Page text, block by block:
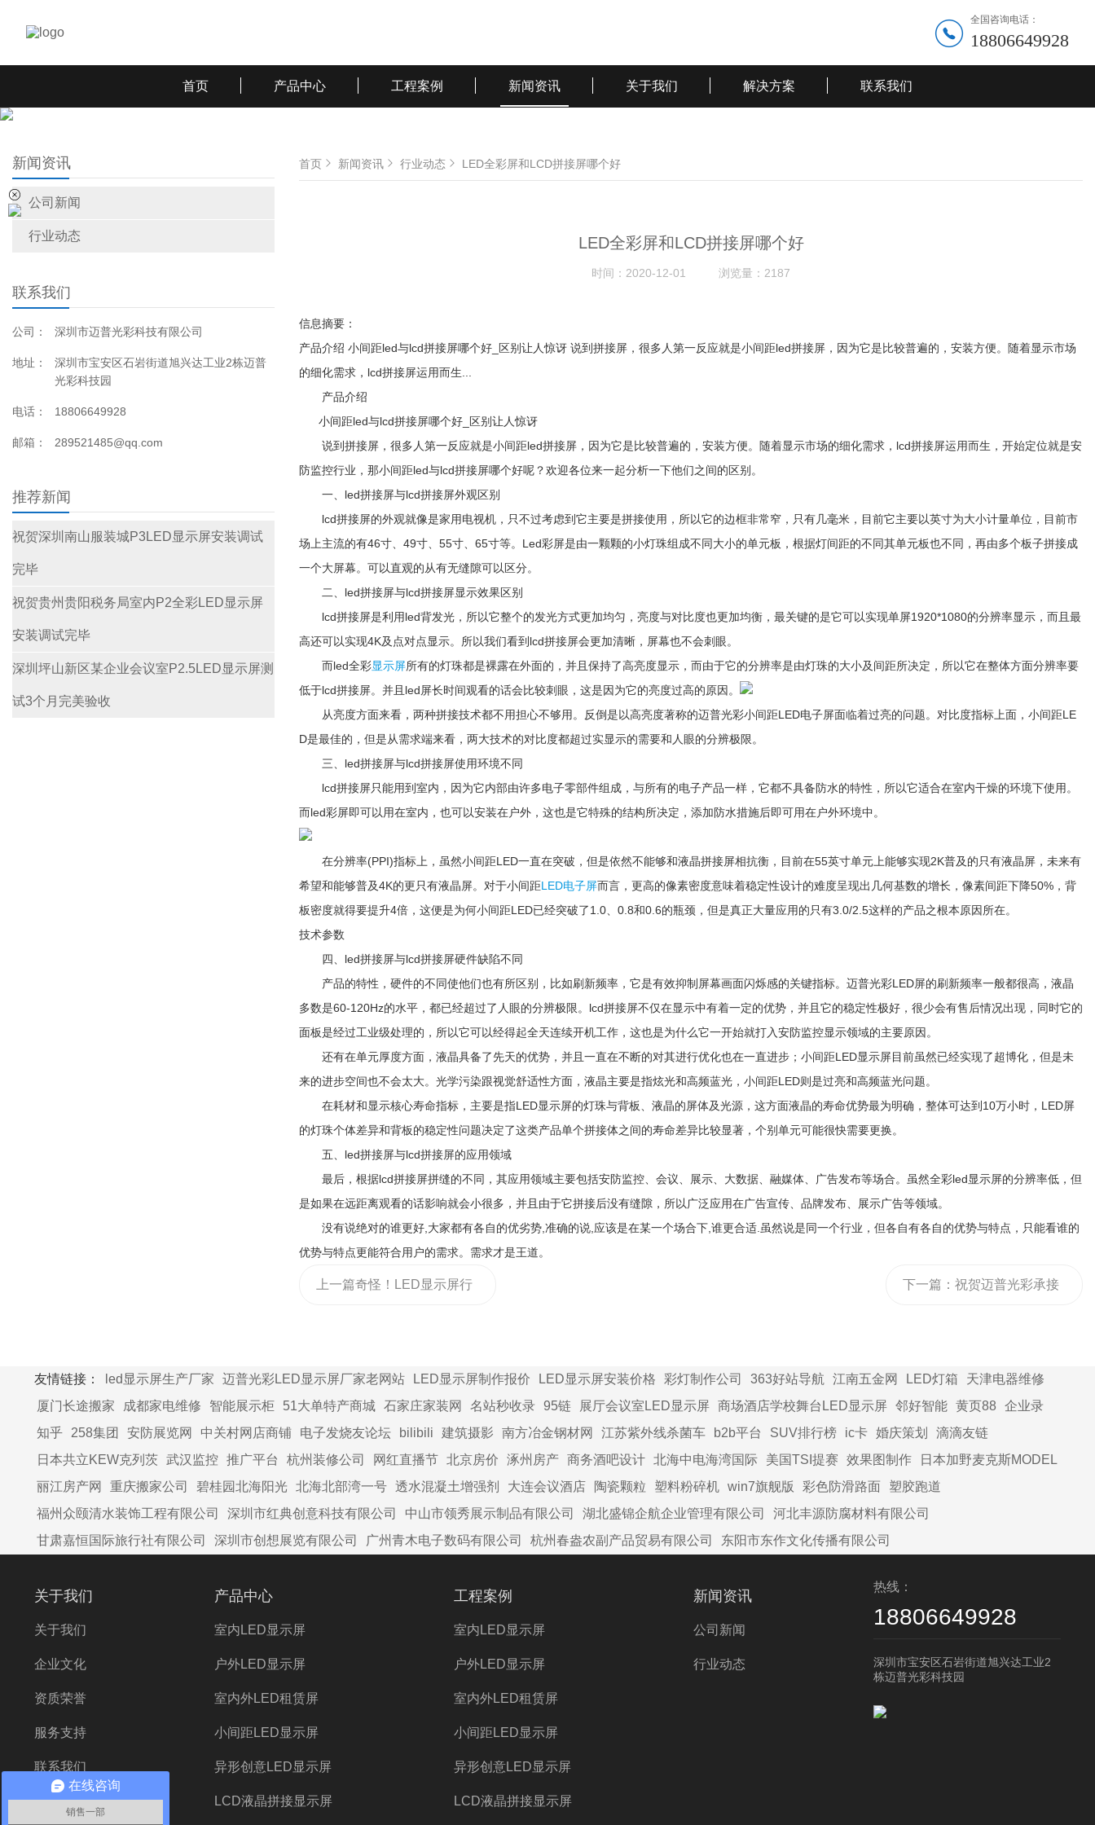
全国咨询电话：
18806649928
首页 产品中心 工程案例 新闻资讯 关于我们 解决方案 联系我们
新闻资讯
公司新闻
行业动态
联系我们
公司： 深圳市迈普光彩科技有限公司
地址：
深圳市宝安区石岩街道旭兴达工业2栋迈普
光彩科技园
电话： 18806649928
邮箱： 289521485@qq.com
推荐新闻
祝贺深圳南山服装城P3LED显示屏安装调试
完毕
祝贺贵州贵阳税务局室内P2全彩LED显示屏
安装调试完毕
深圳坪山新区某企业会议室P2.5LED显示屏测
试3个月完美验收
首页 新闻资讯 行业动态 LED全彩屏和LCD拼接屏哪个好
LED全彩屏和LCD拼接屏哪个好
时间： 2020-12-01 浏览量： 2187
信息摘要：
产品介绍 小间距led与lcd拼接屏哪个好_区别让人惊讶 说到拼接屏，很多人第一反应就是小间距led拼接屏，因为它是比较普遍的，安装方便。随着显示市场
的细化需求，lcd拼接屏运用而生...
产品介绍
小间距led与lcd拼接屏哪个好_区别让人惊讶
说到拼接屏，很多人第一反应就是小间距led拼接屏，因为它是比较普遍的，安装方便。随着显示市场的细化需求，lcd拼接屏运用而生，开始定位就是安
防监控行业，那小间距led与lcd拼接屏哪个好呢？欢迎各位来一起分析一下他们之间的区别。
一、led拼接屏与lcd拼接屏外观区别
lcd拼接屏的外观就像是家用电视机，只不过考虑到它主要是拼接使用，所以它的边框非常窄，只有几毫米，目前它主要以英寸为大小计量单位，目前市
场上主流的有46寸、49寸、55寸、65寸等。Led彩屏是由一颗颗的小灯珠组成不同大小的单元板，根据灯间距的不同其单元板也不同，再由多个板子拼接成
一个大屏幕。可以直观的从有无缝隙可以区分。
二、led拼接屏与lcd拼接屏显示效果区别
lcd拼接屏是利用led背发光，所以它整个的发光方式更加均匀，亮度与对比度也更加均衡，最关键的是它可以实现单屏1920*1080的分辨率显示，而且最
高还可以实现4K及点对点显示。所以我们看到lcd拼接屏会更加清晰，屏幕也不会刺眼。
而led全彩显示屏所有的灯珠都是裸露在外面的，并且保持了高亮度显示，而由于它的分辨率是由灯珠的大小及间距所决定，所以它在整体方面分辨率要
低于lcd拼接屏。并且led屏长时间观看的话会比较刺眼，这是因为它的亮度过高的原因。
从亮度方面来看，两种拼接技术都不用担心不够用。反倒是以高亮度著称的迈普光彩小间距LED电子屏面临着过亮的问题。对比度指标上面，小间距LE
D是最佳的，但是从需求端来看，两大技术的对比度都超过实显示的需要和人眼的分辨极限。
三、led拼接屏与lcd拼接屏使用环境不同
lcd拼接屏只能用到室内，因为它内部由许多电子零部件组成，与所有的电子产品一样，它都不具备防水的特性，所以它适合在室内干燥的环境下使用。
而led彩屏即可以用在室内，也可以安装在户外，这也是它特殊的结构所决定，添加防水措施后即可用在户外环境中。
在分辨率(PPI)指标上，虽然小间距LED一直在突破，但是依然不能够和液晶拼接屏相抗衡，目前在55英寸单元上能够实现2K普及的只有液晶屏，未来有
希望和能够普及4K的更只有液晶屏。对于小间距LED电子屏而言，更高的像素密度意味着稳定性设计的难度呈现出几何基数的增长，像素间距下降50%，背
板密度就得要提升4倍，这便是为何小间距LED已经突破了1.0、0.8和0.6的瓶颈，但是真正大量应用的只有3.0/2.5这样的产品之根本原因所在。
技术参数
四、led拼接屏与lcd拼接屏硬件缺陷不同
产品的特性，硬件的不同使他们也有所区别，比如刷新频率，它是有效抑制屏幕画面闪烁感的关键指标。迈普光彩LED屏的刷新频率一般都很高，液晶
多数是60-120Hz的水平，都已经超过了人眼的分辨极限。lcd拼接屏不仅在显示中有着一定的优势，并且它的稳定性极好，很少会有售后情况出现，同时它的
面板是经过工业级处理的，所以它可以经得起全天连续开机工作，这也是为什么它一开始就打入安防监控显示领域的主要原因。
还有在单元厚度方面，液晶具备了先天的优势，并且一直在不断的对其进行优化也在一直进步；小间距LED显示屏目前虽然已经实现了超博化，但是未
来的进步空间也不会太大。光学污染跟视觉舒适性方面，液晶主要是指炫光和高频蓝光，小间距LED则是过亮和高频蓝光问题。
在耗材和显示核心寿命指标，主要是指LED显示屏的灯珠与背板、液晶的屏体及光源，这方面液晶的寿命优势最为明确，整体可达到10万小时，LED屏
的灯珠个体差异和背板的稳定性问题决定了这类产品单个拼接体之间的寿命差异比较显著，个别单元可能很快需要更换。
五、led拼接屏与lcd拼接屏的应用领域
最后，根据lcd拼接屏拼缝的不同，其应用领域主要包括安防监控、会议、展示、大数据、融媒体、广告发布等场合。虽然全彩led显示屏的分辨率低，但
是如果在远距离观看的话影响就会小很多，并且由于它拼接后没有缝隙，所以广泛应用在广告宣传、品牌发布、展示广告等领域。
没有说绝对的谁更好,大家都有各自的优劣势,准确的说,应该是在某一个场合下,谁更合适.虽然说是同一个行业，但各自有各自的优势与特点，只能看谁的
优势与特点更能符合用户的需求。需求才是王道。
上一篇奇怪！LED显示屏行 下一篇： 祝贺迈普光彩承接
友情链接：
led显示屏生产厂家 迈普光彩LED显示屏厂家老网站 LED显示屏制作报价 LED显示屏安装价格 彩灯制作公司 363好站导航 江南五金网 LED灯箱
天津电器维修
厦门长途搬家
成都家电维修 智能展示柜 51大单特产商城 石家庄家装网 名站秒收录 95链 展厅会议室LED显示屏 商场酒店学校舞台LED显示屏 邻好智能 黄页88 企业录
知乎
258集团 安防展览网 中关村网店商铺 电子发烧友论坛 bilibili 建筑摄影 南方冶金钢材网 江苏紫外线杀菌车 b2b平台 SUV排行榜 ic卡 婚庆策划
滴滴友链
日本共立KEW克列茨 武汉监控 推广平台 杭州装修公司 网红直播节 北京房价 涿州房产 商务酒吧设计 北海中电海湾国际 美国TSI提赛 效果图制作
日本加野麦克斯MODEL
丽江房产网
重庆搬家公司 碧桂园北海阳光 北海北部湾一号 透水混凝土增强剂 大连会议酒店 陶瓷颗粒 塑料粉碎机 win7旗舰版 彩色防滑路面
塑胶跑道
福州众颐清水装饰工程有限公司
深圳市红典创意科技有限公司 中山市领秀展示制品有限公司 湖北盛锦企航企业管理有限公司
河北丰源防腐材料有限公司
甘肃嘉恒国际旅行社有限公司
深圳市创想展览有限公司 广州青木电子数码有限公司 杭州春盎农副产品贸易有限公司 东阳市东作文化传播有限公司
关于我们
关于我们
企业文化
资质荣誉
服务支持
联系我们
在线留言
产品中心
室内LED显示屏
户外LED显示屏
室内外LED租赁屏
小间距LED显示屏
异形创意LED显示屏
LCD液晶拼接显示屏
工程案例
室内LED显示屏
户外LED显示屏
室内外LED租赁屏
小间距LED显示屏
异形创意LED显示屏
LCD液晶拼接显示屏
新闻资讯
公司新闻
行业动态
热线：
18806649928
深圳市宝安区石岩街道旭兴达工业2
栋迈普光彩科技园
在线咨询
销售一部